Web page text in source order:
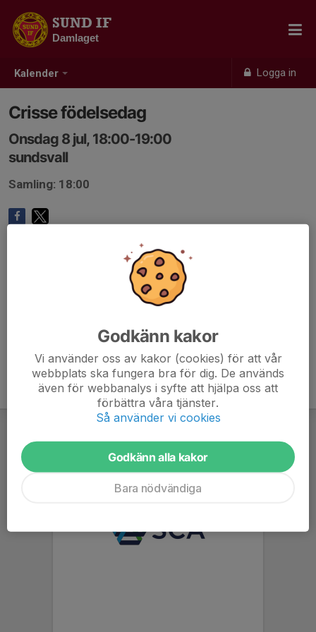
Kalender Logga in
SUND IF
Damlaget
Crisse födelsedag
Onsdag 8 jul, 18:00-19:00
sundsvall
Samling: 18:00
Godkänn kakor
Vi använder oss av kakor (cookies) för att vår
webbplats ska fungera bra för dig. De används
även för webbanalys i syfte att hjälpa oss att
förbättra våra tjänster.
Så använder vi cookies
Godkänn alla kakor
Bara nödvändiga